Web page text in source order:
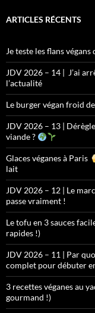
ARTICLES RÉCENTS
Je teste les flans végans
JDV 2026 – 14 | J’ai
l’actualité
Le burger végan froid de
JDV 2026 – 13 |
viande ?
Glaces véganes à Paris
lait
JDV 2026 – 12 | Le
passe vraiment !
Le tofu en 3 sauces
rapides !)
JDV 2026 – 11 | Par
complet pour débuter
3 recettes véganes au
gourmand !)